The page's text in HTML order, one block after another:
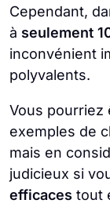
Cependant,
à seulement
inconvénient
polyvalents.
Vous pourriez
exemples de
mais en
judicieux si
efficaces tout